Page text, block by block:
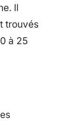
Il
trouvés
à 25